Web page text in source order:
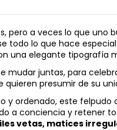
pero a veces lo que uno
todo lo que hace
una elegante tipografía
mudar juntas, para
presumir de su
y ordenado, este
a conciencia y retener
vetas, matices